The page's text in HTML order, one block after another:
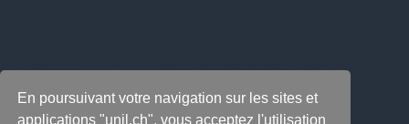
En poursuivant votre navigation sur les sites et
applications "unil.ch", vous acceptez l'utilisation